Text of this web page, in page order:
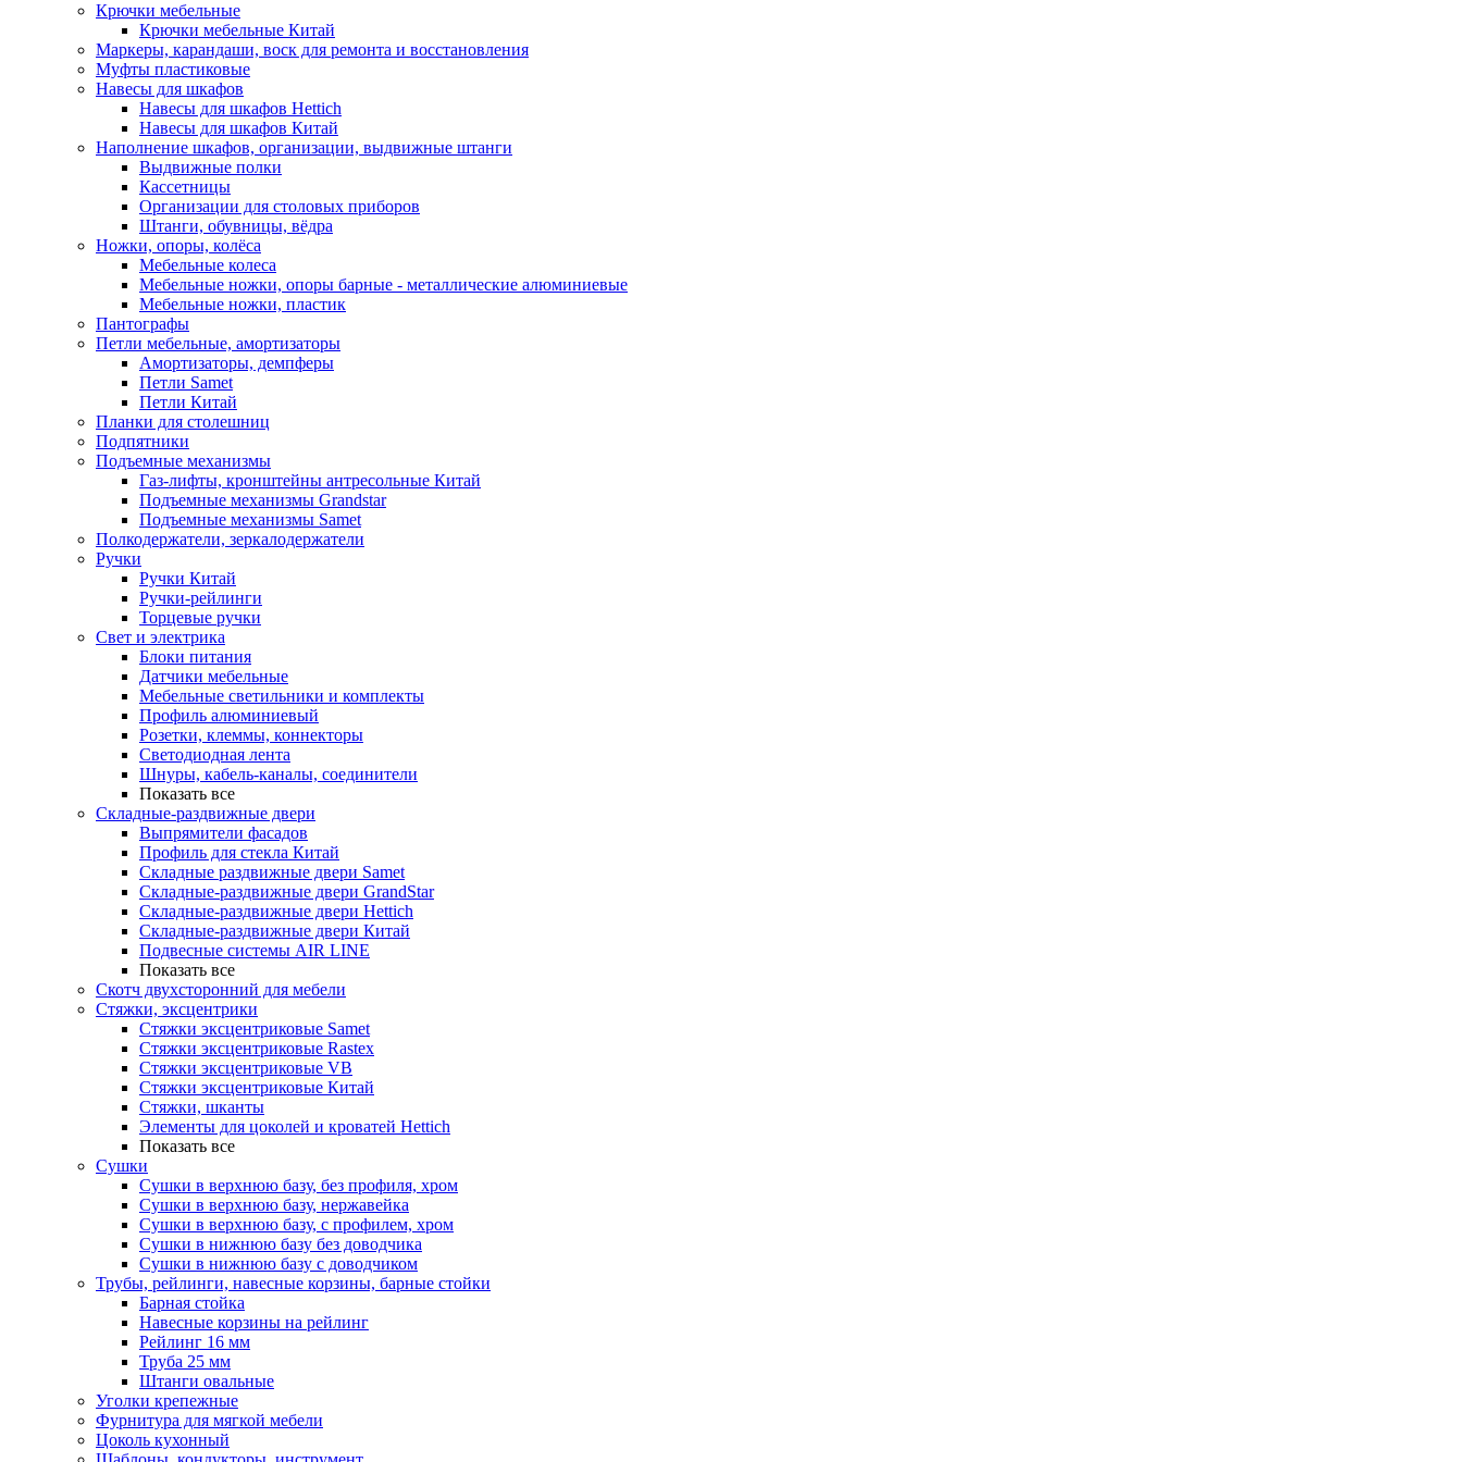
Крючки мебельные
Крючки мебельные Китай
Маркеры, карандаши, воск для ремонта и восстановления
Муфты пластиковые
Навесы для шкафов
Навесы для шкафов Hettich
Навесы для шкафов Китай
Наполнение шкафов, организации, выдвижные штанги
Выдвижные полки
Кассетницы
Организации для столовых приборов
Штанги, обувницы, вёдра
Ножки, опоры, колёса
Мебельные колеса
Мебельные ножки, опоры барные - металлические алюминиевые
Мебельные ножки, пластик
Пантографы
Петли мебельные, амортизаторы
Амортизаторы, демпферы
Петли Samet
Петли Китай
Планки для столешниц
Подпятники
Подъемные механизмы
Газ-лифты, кронштейны антресольные Китай
Подъемные механизмы Grandstar
Подъемные механизмы Samet
Полкодержатели, зеркалодержатели
Ручки
Ручки Китай
Ручки-рейлинги
Торцевые ручки
Свет и электрика
Блоки питания
Датчики мебельные
Мебельные светильники и комплекты
Профиль алюминиевый
Розетки, клеммы, коннекторы
Светодиодная лента
Шнуры, кабель-каналы, соединители
Показать все
Складные-раздвижные двери
Выпрямители фасадов
Профиль для стекла Китай
Складные раздвижные двери Samet
Складные-раздвижные двери GrandStar
Складные-раздвижные двери Hettich
Складные-раздвижные двери Китай
Подвесные системы AIR LINE
Показать все
Скотч двухсторонний для мебели
Стяжки, эксцентрики
Cтяжки эксцентриковые Samet
Стяжки эксцентриковые Rastex
Стяжки эксцентриковые VB
Стяжки эксцентриковые Китай
Стяжки, шканты
Элементы для цоколей и кроватей Hettich
Показать все
Сушки
Сушки в верхнюю базу, без профиля, хром
Сушки в верхнюю базу, нержавейка
Сушки в верхнюю базу, с профилем, хром
Сушки в нижнюю базу без доводчика
Сушки в нижнюю базу с доводчиком
Трубы, рейлинги, навесные корзины, барные стойки
Барная стойка
Навесные корзины на рейлинг
Рейлинг 16 мм
Труба 25 мм
Штанги овальные
Уголки крепежные
Фурнитура для мягкой мебели
Цоколь кухонный